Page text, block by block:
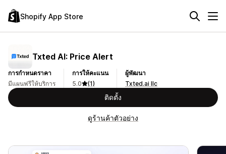
Shopify App Store
Txted AI: Price Alert
การกำหนดราคา
มีแผนฟรีให้บริการ
การให้คะแนน
5.0
(1)
ผู้พัฒนา
Txted.ai llc
ติดตั้ง
ดูร้านค้าตัวอย่าง